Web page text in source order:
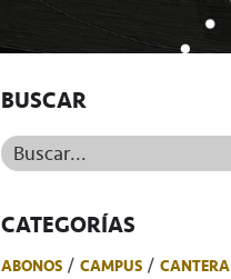
BUSCAR
Buscar...
CATEGORÍAS
ABONOS CAMPUS CANTERA